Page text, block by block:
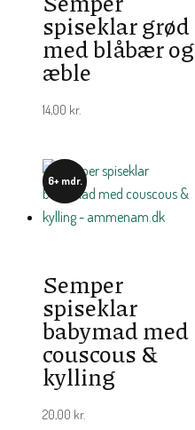
spiseklar grød
med blåbær og
æble
14,00 kr.
6+ mdr.
Semper
spiseklar
babymad med
couscous &
kylling
20,00 kr.